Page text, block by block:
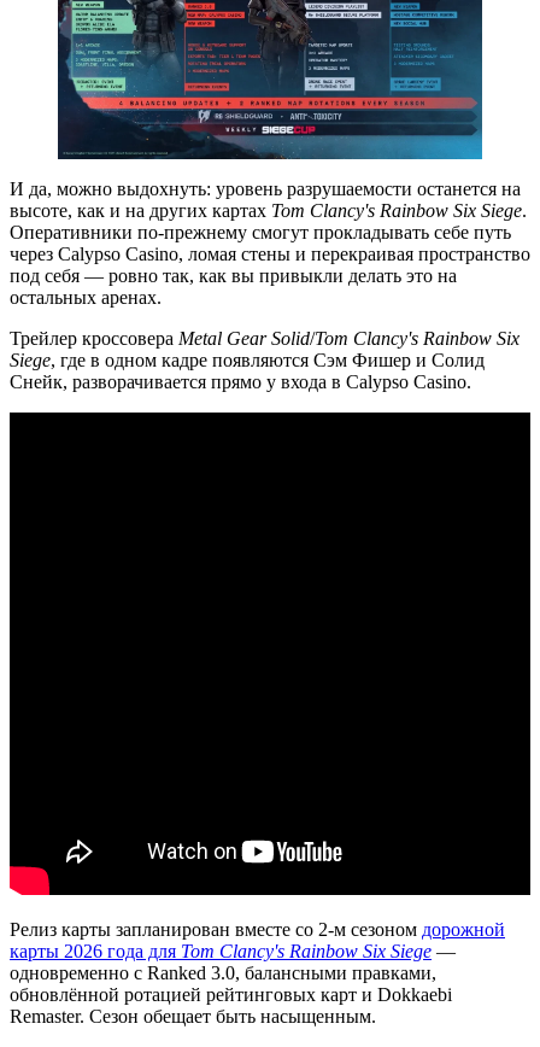
И да, можно выдохнуть: уровень разрушаемости останется на
высоте, как и на других картах Tom Clancy's Rainbow Six Siege.
Оперативники по-прежнему смогут прокладывать себе путь
через Calypso Casino, ломая стены и перекраивая пространство
под себя — ровно так, как вы привыкли делать это на
остальных аренах.
Трейлер кроссовера Metal Gear Solid/Tom Clancy's Rainbow Six
Siege, где в одном кадре появляются Сэм Фишер и Солид
Снейк, разворачивается прямо у входа в Calypso Casino.
Релиз карты запланирован вместе со 2-м сезоном дорожной
карты 2026 года для Tom Clancy's Rainbow Six Siege —
одновременно с Ranked 3.0, балансными правками,
обновлённой ротацией рейтинговых карт и Dokkaebi
Remaster. Сезон обещает быть насыщенным.